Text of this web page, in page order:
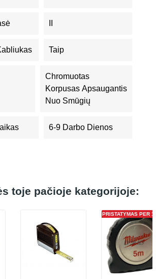
Taip
Chromuotas
Korpusas Apsaugantis
Nuo Smūgių
6-9 Darbo Dienos
toje pačioje kategorijoje:
PRISTATYMAS PER 1